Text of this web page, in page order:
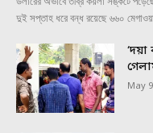
দুই সপ্তাহ ধরে বন্ধ রয়েছে ৬৬০
May